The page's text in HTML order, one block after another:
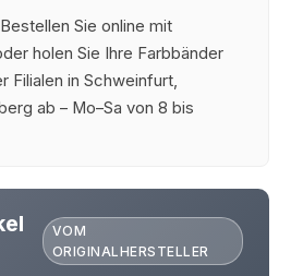
Bestellen Sie online mit
holen Sie Ihre Farbbänder
Filialen in Schweinfurt,
ab – Mo–Sa von 8 bis
VOM
ORIGINALHERSTELLER